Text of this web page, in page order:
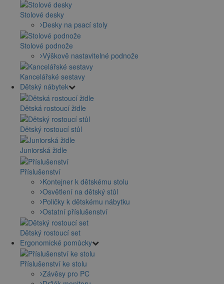
Stolové desky
Desky na psací stoly
Stolové podnože
Výškově nastavitelné podnože
Kancelářské sestavy
Dětský nábytek
Dětská rostoucí židle
Dětský rostoucí stůl
Juniorská židle
Příslušenství
Kontejner k dětskému stolu
Osvětlení na dětský stůl
Poličky k dětskému nábytku
Ostatní příslušenství
Dětský rostoucí set
Ergonomické pomůcky
Příslušenství ke stolu
Závěsy pro PC